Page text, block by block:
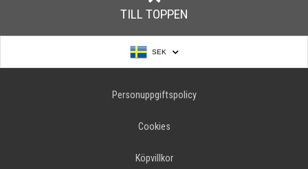
TILL TOPPEN
SEK
Personuppgiftspolicy
Cookies
Köpvillkor